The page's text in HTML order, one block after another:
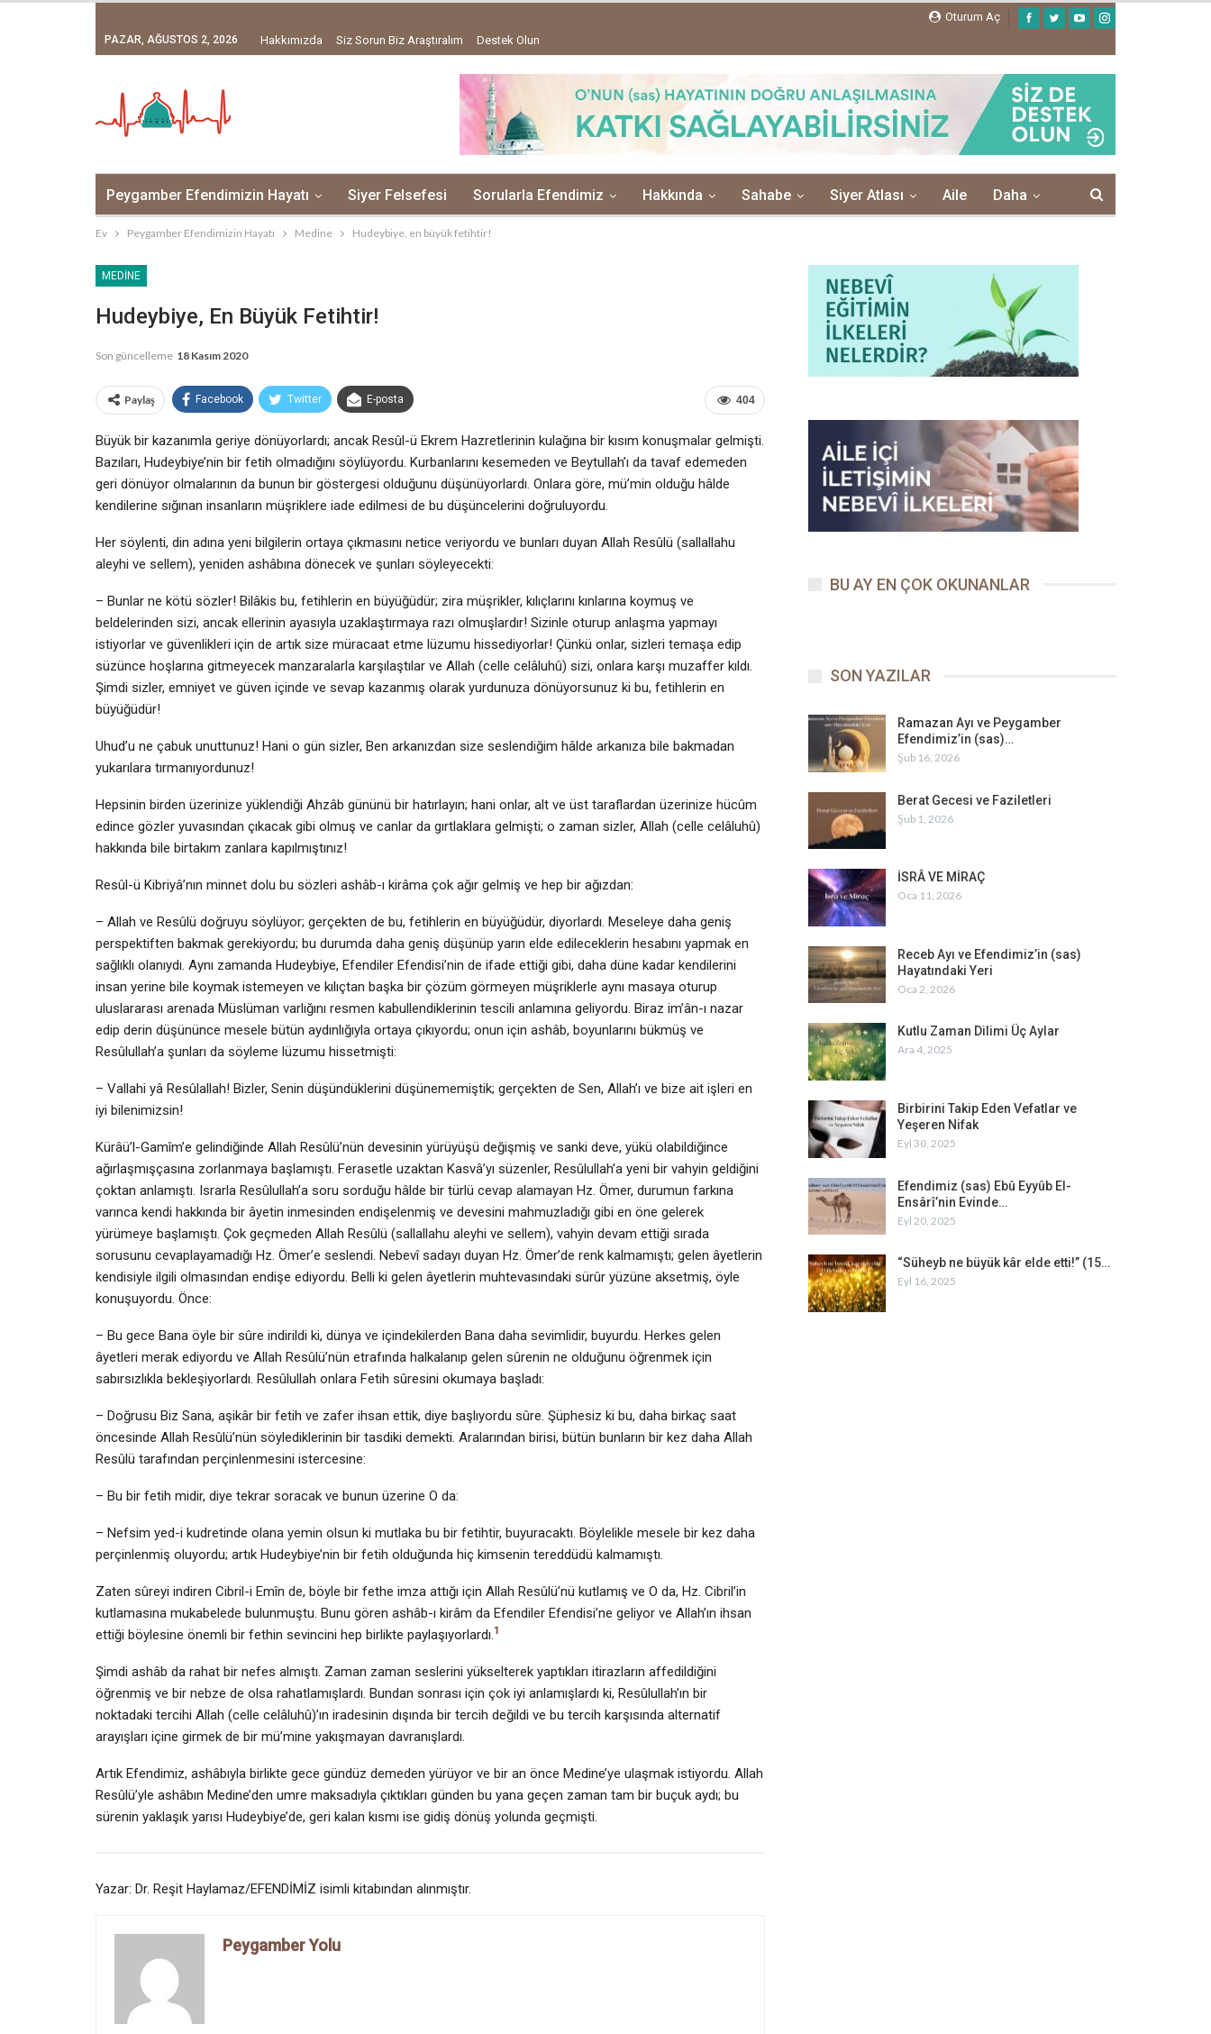
Oturum Aç
PAZAR, AĞUSTOS 2, 2026 Hakkımızda Siz Sorun Biz Araştıralım Destek Olun
Peygamber Efendimizin Hayatı Siyer Felsefesi Sorularla Efendimiz Hakkında Sahabe Siyer Atlası Aile Daha
Ev Peygamber Efendimizin Hayatı Medine Hudeybiye, en büyük fetihtir!
MEDINE
Hudeybiye, En Büyük Fetihtir!
Son güncelleme 18 Kasım 2020
404
Paylaş Facebook Twitter E-posta
Büyük bir kazanımla geriye dönüyorlardı; ancak Resûl-ü Ekrem Hazretlerinin kulağına bir kısım konuşmalar gelmişti.
Bazıları, Hudeybiye’nin bir fetih olmadığını söylüyordu. Kurbanlarını kesemeden ve Beytullah’ı da tavaf edemeden
geri dönüyor olmalarının da bunun bir göstergesi olduğunu düşünüyorlardı. Onlara göre, mü’min olduğu hâlde
kendilerine sığınan insanların müşriklere iade edilmesi de bu düşüncelerini doğruluyordu.
Her söylenti, din adına yeni bilgilerin ortaya çıkmasını netice veriyordu ve bunları duyan Allah Resûlü (sallallahu
aleyhi ve sellem), yeniden ashâbına dönecek ve şunları söyleyecekti:
– Bunlar ne kötü sözler! Bilâkis bu, fetihlerin en büyüğüdür; zira müşrikler, kılıçlarını kınlarına koymuş ve
beldelerinden sizi, ancak ellerinin ayasıyla uzaklaştırmaya razı olmuşlardır! Sizinle oturup anlaşma yapmayı
istiyorlar ve güvenlikleri için de artık size müracaat etme lüzumu hissediyorlar! Çünkü onlar, sizleri temaşa edip
süzünce hoşlarına gitmeyecek manzaralarla karşılaştılar ve Allah (celle celâluhû) sizi, onlara karşı muzaffer kıldı.
Şimdi sizler, emniyet ve güven içinde ve sevap kazanmış olarak yurdunuza dönüyorsunuz ki bu, fetihlerin en
büyüğüdür!
Uhud’u ne çabuk unuttunuz! Hani o gün sizler, Ben arkanızdan size seslendiğim hâlde arkanıza bile bakmadan
yukarılara tırmanıyordunuz!
Hepsinin birden üzerinize yüklendiği Ahzâb gününü bir hatırlayın; hani onlar, alt ve üst taraflardan üzerinize hücûm
edince gözler yuvasından çıkacak gibi olmuş ve canlar da gırtlaklara gelmişti; o zaman sizler, Allah (celle celâluhû)
hakkında bile birtakım zanlara kapılmıştınız!
Resûl-ü Kibriyâ’nın minnet dolu bu sözleri ashâb-ı kirâma çok ağır gelmiş ve hep bir ağızdan:
– Allah ve Resûlü doğruyu söylüyor; gerçekten de bu, fetihlerin en büyüğüdür, diyorlardı. Meseleye daha geniş
perspektiften bakmak gerekiyordu; bu durumda daha geniş düşünüp yarın elde edileceklerin hesabını yapmak en
sağlıklı olanıydı. Aynı zamanda Hudeybiye, Efendiler Efendisi’nin de ifade ettiği gibi, daha düne kadar kendilerini
insan yerine bile koymak istemeyen ve kılıçtan başka bir çözüm görmeyen müşriklerle aynı masaya oturup
uluslararası arenada Müslüman varlığını resmen kabullendiklerinin tescili anlamına geliyordu. Biraz im’ân-ı nazar
edip derin düşününce mesele bütün aydınlığıyla ortaya çıkıyordu; onun için ashâb, boyunlarını bükmüş ve
Resûlullah’a şunları da söyleme lüzumu hissetmişti:
– Vallahi yâ Resûlallah! Bizler, Senin düşündüklerini düşünememiştik; gerçekten de Sen, Allah’ı ve bize ait işleri en
iyi bilenimizsin!
Kürâü’l-Gamîm’e gelindiğinde Allah Resûlü’nün devesinin yürüyüşü değişmiş ve sanki deve, yükü olabildiğince
ağırlaşmışçasına zorlanmaya başlamıştı. Ferasetle uzaktan Kasvâ’yı süzenler, Resûlullah’a yeni bir vahyin geldiğini
çoktan anlamıştı. Israrla Resûlul­lah’a soru sorduğu hâlde bir türlü cevap alamayan Hz. Ömer, durumun farkına
varınca kendi hakkında bir âyetin inmesinden endişelenmiş ve devesini mahmuzladığı gibi en öne gelerek
yürümeye başlamıştı. Çok geçmeden Allah Resûlü (sallallahu aleyhi ve sellem), vahyin devam ettiği sırada
sorusunu cevaplayamadığı Hz. Ömer’e seslendi. Nebevî sadayı duyan Hz. Ömer’de renk kalmamıştı; gelen âyetlerin
kendisiyle ilgili olmasından endişe ediyordu. Belli ki gelen âyetlerin muhtevasındaki sürûr yüzüne aksetmiş, öyle
konuşuyordu. Önce:
– Bu gece Bana öyle bir sûre indirildi ki, dünya ve içindekilerden Bana daha sevimlidir, buyurdu. Herkes gelen
âyetleri merak ediyordu ve Allah Resûlü’nün etrafında halkalanıp gelen sûrenin ne olduğunu öğrenmek için
sabırsızlıkla bekleşiyorlardı. Resûlullah onlara Fetih sûresini okumaya başladı:
– Doğrusu Biz Sana, aşikâr bir fetih ve zafer ihsan ettik, diye başlıyordu sûre. Şüphesiz ki bu, daha birkaç saat
öncesinde Allah Resûlü’nün söylediklerinin bir tasdiki demekti. Aralarından birisi, bütün bunların bir kez daha Allah
Resûlü tarafından perçinlenmesini istercesine:
– Bu bir fetih midir, diye tekrar soracak ve bunun üzerine O da:
– Nefsim yed-i kudretinde olana yemin olsun ki mutlaka bu bir fetihtir, buyuracaktı. Böylelikle mesele bir kez daha
perçinlenmiş oluyordu; artık Hudeybiye’nin bir fetih olduğunda hiç kimsenin tereddüdü kalmamıştı.
Zaten sûreyi indiren Cibril-i Emîn de, böyle bir fethe imza attığı için Allah Resûlü’nü kutlamış ve O da, Hz. Cibril’in
kutlamasına mukabelede bulunmuştu. Bunu gören ashâb-ı kirâm da Efendiler Efendisi’ne geliyor ve Allah’ın ihsan
ettiği böylesine önemli bir fethin sevincini hep birlikte paylaşıyorlardı. 1
Şimdi ashâb da rahat bir nefes almıştı. Zaman zaman seslerini yükselterek yaptıkları itirazların affedildiğini
öğrenmiş ve bir nebze de olsa rahatlamışlardı. Bundan sonrası için çok iyi anlamışlardı ki, Resûlullah’ın bir
noktadaki tercihi Allah (celle celâluhû)’ın iradesinin dışında bir tercih değildi ve bu tercih karşısında alternatif
arayışları içine girmek de bir mü’mine yakışmayan davranışlardı.
Artık Efendimiz, ashâbıyla birlikte gece gündüz demeden yürüyor ve bir an önce Medine’ye ulaşmak istiyordu. Allah
Resû­lü’yle ashâbın Medine’den umre maksadıyla çıktıkları günden bu yana geçen zaman tam bir buçuk aydı; bu
sürenin yaklaşık yarısı Hudeybiye’de, geri kalan kısmı ise gidiş dönüş yolunda geçmişti.
Yazar: Dr. Reşit Haylamaz/EFENDİMİZ isimli kitabından alınmıştır.
Peygamber Yolu
BU AY EN ÇOK OKUNANLAR
SON YAZILAR
Ramazan Ayı ve Peygamber
Efendimiz’in (sas)…
Şub 16, 2026
Berat Gecesi ve Faziletleri
Şub 1, 2026
İSRÂ VE MİRAÇ
Oca 11, 2026
Receb Ayı ve Efendimiz’in (sas)
Hayatındaki Yeri
Oca 2, 2026
Kutlu Zaman Dilimi Üç Aylar
Ara 4, 2025
Birbirini Takip Eden Vefatlar ve
Yeşeren Nifak
Eyl 30, 2025
Efendimiz (sas) Ebû Eyyûb El-
Ensârî’nin Evinde…
Eyl 20, 2025
“Süheyb ne büyük kâr elde etti!” (15…
Eyl 16, 2025